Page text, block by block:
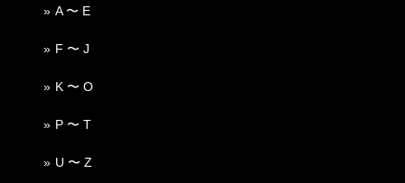
A 〜 E
F 〜 J
K 〜 O
P 〜 T
U 〜 Z